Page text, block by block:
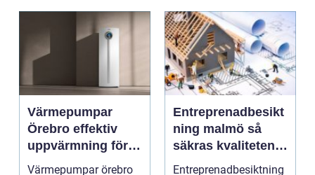
Värmepumpar
Örebro effektiv
uppvärmning för
hus och
Värmepumpar örebro
Entreprenadbesikt
ning malmö så
säkras kvaliteten i
byggprojekt
Entreprenadbesiktning